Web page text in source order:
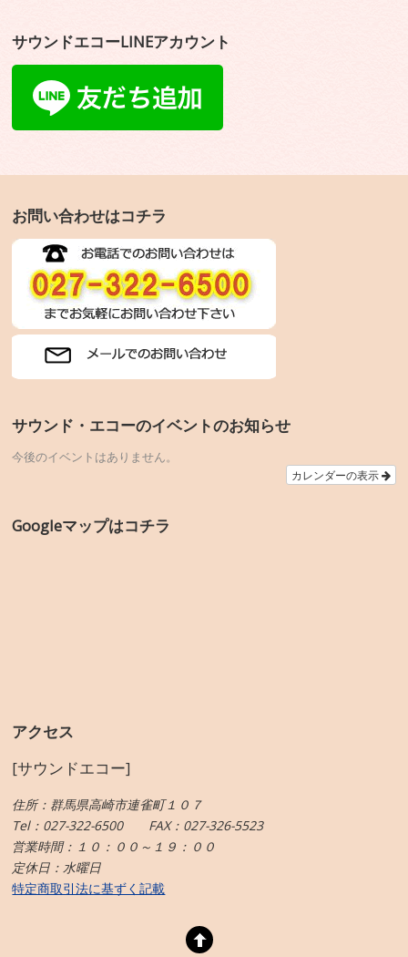
サウンドエコーLINEアカウント
お問い合わせはコチラ
サウンド・エコーのイベントのお知らせ
今後のイベントはありません。
カレンダーの表示
Googleマップはコチラ
アクセス
[サウンドエコー]
住所：群馬県高崎市連雀町１０７
Tel：027-322-6500 FAX：027-326-5523
営業時間：１０：００～１９：００
定休日：水曜日
特定商取引法に基ずく記載